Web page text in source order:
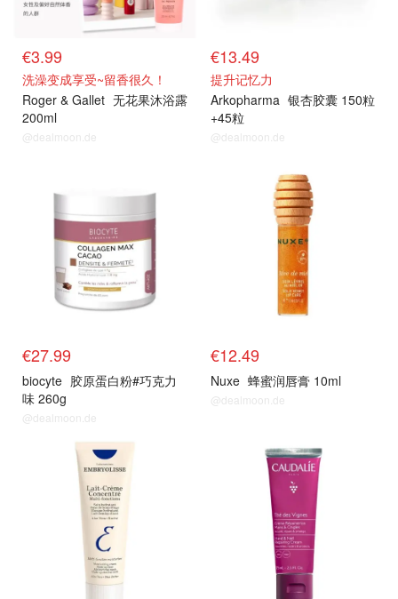
€3.99
洗澡变成享受~留香很久！
Roger & Gallet 无花果沐浴露
200ml
@dealmoon.de
€13.49
提升记忆力
Arkopharma 银杏胶囊 150粒
+45粒
@dealmoon.de
€27.99
biocyte 胶原蛋白粉#巧克力
味 260g
@dealmoon.de
€12.49
Nuxe 蜂蜜润唇膏 10ml
@dealmoon.de